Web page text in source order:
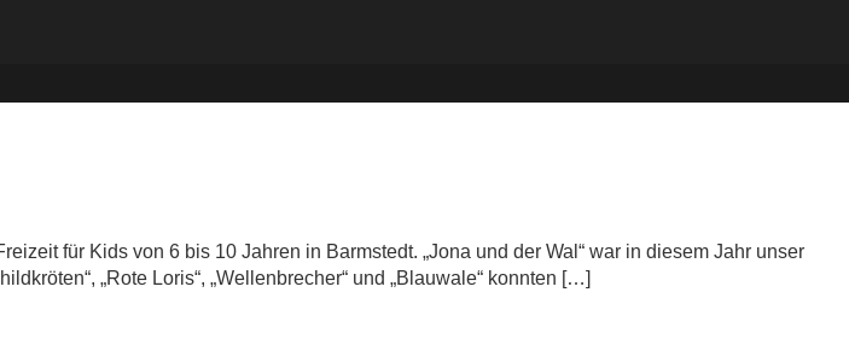
für Kids von 6 bis 10 Jahren in Barmstedt. „Jona und der Wal“ war in diesem Jahr unser
„Rote Loris“, „Wellenbrecher“ und „Blauwale“ konnten […]